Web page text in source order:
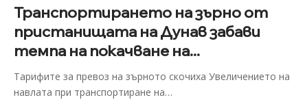
Транспортирането на зърно от
пристанищата на Дунав забави
темпа на покачване на...
Тарифите за превоз на зърното скочиха Увеличението на
навлата при транспортиране на…